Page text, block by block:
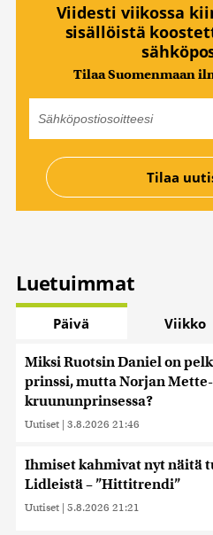
Viidesti viikossa
sisällöistä
Tilaa Suomenmaan
Luetuimmat
Päivä Viikko
Miksi Ruotsin Daniel on
prinssi, mutta Norjan
kruununprinsessa?
Uutiset | 3.8.2026 21:46
Ihmiset kahmivat nyt näitä
Lidleistä – ”Hittitrendi”
Uutiset | 5.8.2026 21:21